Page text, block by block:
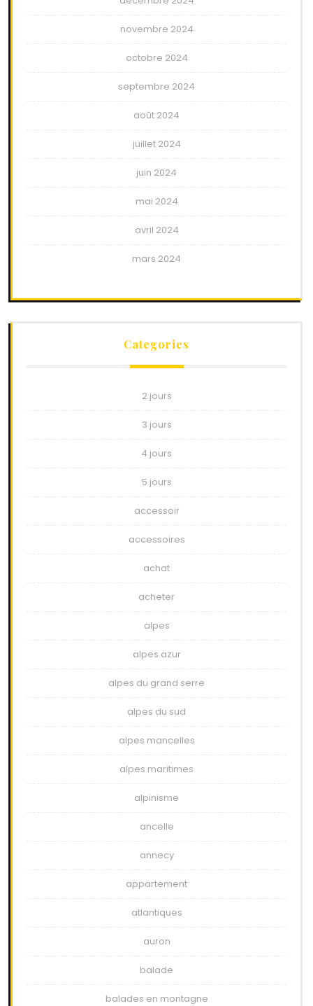
novembre 2024
octobre 2024
septembre 2024
août 2024
juillet 2024
juin 2024
mai 2024
avril 2024
mars 2024
Categories
2 jours
3 jours
4 jours
5 jours
accessoir
accessoires
achat
acheter
alpes
alpes azur
alpes du grand serre
alpes du sud
alpes mancelles
alpes maritimes
alpinisme
ancelle
annecy
appartement
atlantiques
auron
balade
balades en montagne